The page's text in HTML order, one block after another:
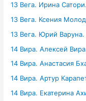
13 Вега. Ирина Сатори.
13 Вега. Ксения
13 Вега. Юрий Варуна.
14 Вира. Алексей
14 Вира. Анастасия
14 Вира. Артур
14 Вира. Екатерина